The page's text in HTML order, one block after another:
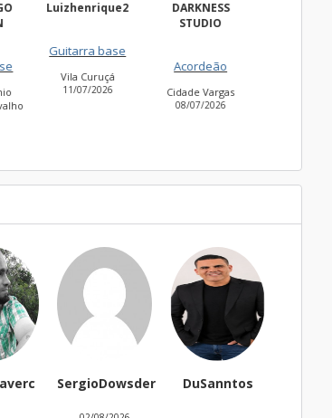
DARKNESS
Cidade Vargas
Bacharell
Cidade Jardim
30/06/2026
DuSanntos Dom marins